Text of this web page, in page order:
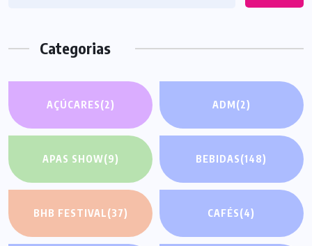
Categorias
AÇÚCARES(2) ADM(2)
APAS SHOW(9) BEBIDAS(148)
BHB FESTIVAL(37) CAFÉS(4)